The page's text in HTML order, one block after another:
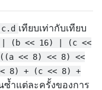
เทียบเท่ากับเทียบ
| (b << 16) | (c <<
<< 8) << 8) <<
8) + (c << 8) +
ซ้ำแต่ละครั้งของการ